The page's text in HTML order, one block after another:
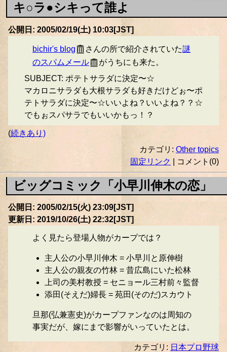
キ○ラ●シキって誰よ
公開日: 2005/02/19(土) 10:03[JST]
bichir's blog さんの所で紹介されていた謎
のスパムメール
がうちにも来た。
SUBJECT: ポテトサラダに決定〜☆
マカロニサラダも大根サラダも好きだけどぉ〜ポ
テトサラダに決定〜☆いいよね？いいよね？？☆
でもぉスパサラでもいいかもっ！？
(続きあり)
カテゴリ: Other topics
固定リンク
| コメント(0)
ビッグコミック「小早川伸木の恋」
公開日: 2005/02/15(火) 23:09[JST]
更新日: 2019/10/26(土) 22:32[JST]
よく見たら登場人物がカープでは？
主人公の小早川伸木 = 小早川と原伸樹
主人公の親友の竹林 = 昔広島にいた松林
上司の美村教授 = セニョール三村前々監督
添田(そえだ)婦長 = 苑田(そのだ)スカウト
旦那(弘兼憲史)がカープファンなのは周知の
事実だが、嫁にまで影響がいっていたとは。
カテゴリ: 日本プロ野球